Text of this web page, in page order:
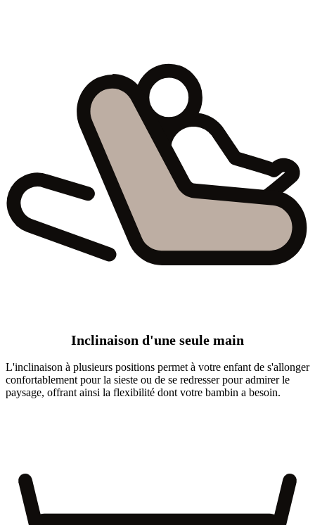
Inclinaison d'une seule main
L'inclinaison à plusieurs positions permet à votre enfant de s'allonger
confortablement pour la sieste ou de se redresser pour admirer le
paysage, offrant ainsi la flexibilité dont votre bambin a besoin.